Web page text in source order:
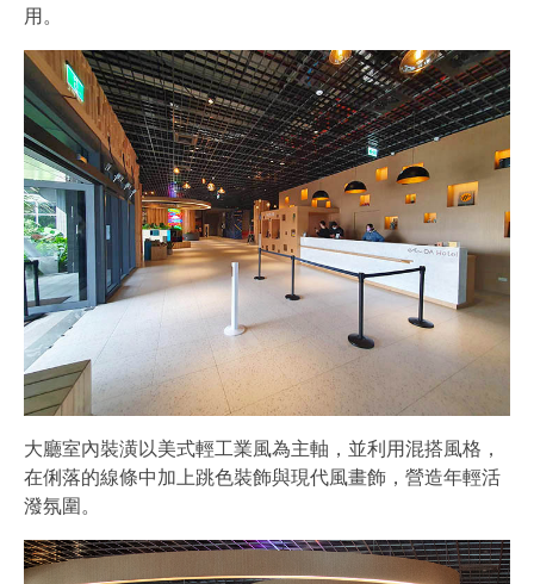
用。
大廳室內裝潢以美式輕工業風為主軸，並利用混搭風格，
在俐落的線條中加上跳色裝飾與現代風畫飾，營造年輕活
潑氛圍。